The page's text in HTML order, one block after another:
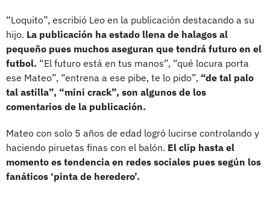
“Loquito”, escribió Leo en la publicación destacando a su
hijo. La publicación ha estado llena de halagos al
pequeño pues muchos aseguran que tendrá futuro en el
futbol. “El futuro está en tus manos”, “qué locura porta
ese Mateo”, “entrena a ese pibe, te lo pido”, “de tal palo
tal astilla”, “mini crack”, son algunos de los
comentarios de la publicación.
Mateo con solo 5 años de edad logró lucirse controlando y
haciendo piruetas finas con el balón. El clip hasta el
momento es tendencia en redes sociales pues según los
fanáticos ‘pinta de heredero’.